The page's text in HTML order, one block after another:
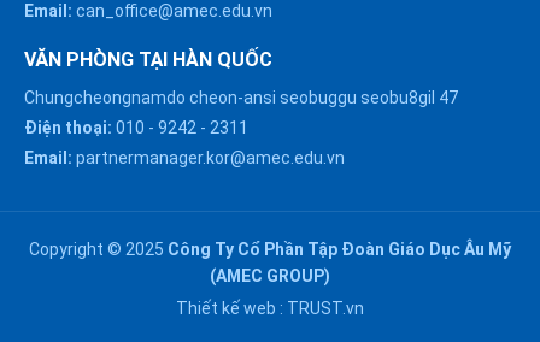
Email: can_office@amec.edu.vn
VĂN PHÒNG TẠI HÀN QUỐC
Chungcheongnamdo cheon-ansi seobuggu seobu8gil 47
Điện thoại: 010 - 9242 - 2311
Email: partnermanager.kor@amec.edu.vn
Copyright © 2025 Công Ty Cổ Phần Tập Đoàn Giáo Dục Âu Mỹ
(AMEC GROUP)
Thiết kế web : TRUST.vn
HÀ NỘI :
0914863466
ĐÀ NẴNG :
0916082128
HỒ CHÍ MINH :
Chat với chúng tôi trên
Zalo